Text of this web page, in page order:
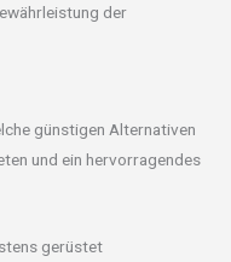
der
günstigen Alternativen
und ein hervorragendes
gerüstet